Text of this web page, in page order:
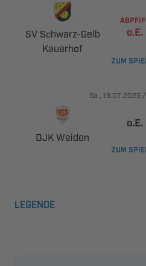
 ​


ZUM
.,  /
 

ZUM
LEGENDE